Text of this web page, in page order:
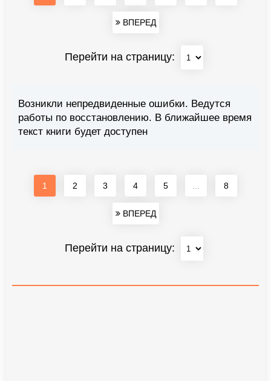
ВПЕРЕД
Перейти на страницу:
Возникли непредвиденные ошибки. Ведутся
работы по восстановлению. В ближайшее время
текст книги будет доступен
1 2 3 4 5 8
ВПЕРЕД
Перейти на страницу: